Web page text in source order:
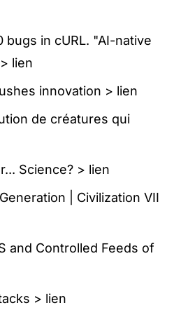
bugs in cURL. "AI-native
lien
innovation > lien
de créatures qui
Science? > lien
| Civilization VII
and Controlled Feeds of
> lien